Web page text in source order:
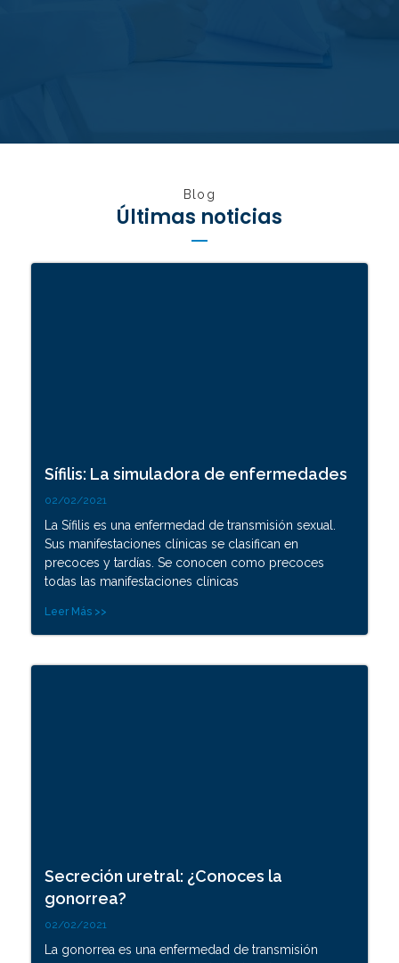
Blog
Últimas noticias
Sífilis: La simuladora de enfermedades
02/02/2021
La Sífilis es una enfermedad de transmisión sexual.
Sus manifestaciones clínicas se clasifican en
precoces y tardías. Se conocen como precoces
todas las manifestaciones clínicas
Leer Más >>
Secreción uretral: ¿Conoces la
gonorrea?
02/02/2021
La gonorrea es una enfermedad de transmisión